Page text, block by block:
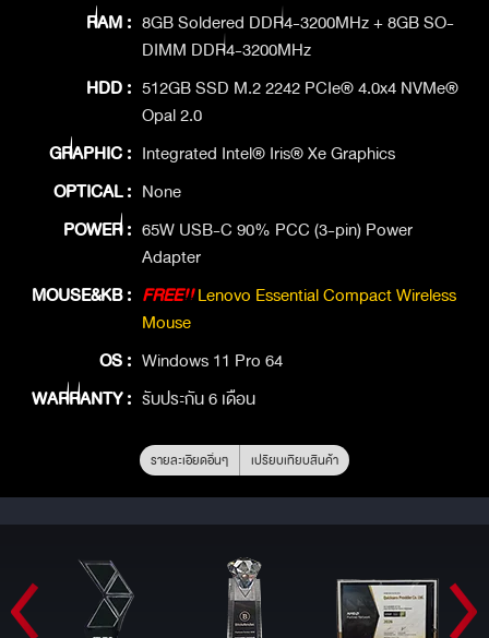
RAM : 8GB Soldered DDR4-3200MHz + 8GB SO-
DIMM DDR4-3200MHz
HDD : 512GB SSD M.2 2242 PCIe® 4.0x4 NVMe®
Opal 2.0
GRAPHIC : Integrated Intel® Iris® Xe Graphics
OPTICAL : None
POWER : 65W USB-C 90% PCC (3-pin) Power
Adapter
MOUSE&KB : FREE!!Lenovo Essential Compact Wireless
Mouse
OS : Windows 11 Pro 64
WARRANTY : รับประกัน 6 เดือน
รายละเอียดอื่นๆ เปรียบเทียบสินค้า